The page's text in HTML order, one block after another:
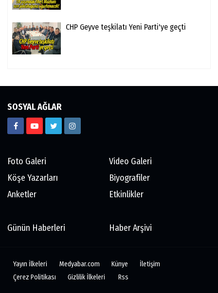
CHP Geyve teşkilatı Yeni Parti'ye geçti
SOSYAL AĞLAR
Foto Galeri
Video Galeri
Köşe Yazarları
Biyografiler
Anketler
Etkinlikler
Günün Haberleri Haber Arşivi
Yayın İlkeleri Medyabar.com Künye
İletişim
Çerez Politikası
Gizlilik İlkeleri Rss